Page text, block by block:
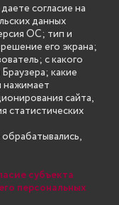
на нашем сайте
только для ознакомления.
на обозначение
не несут ответственности
запрещенных Уголовным
с указанными
Иначе вы должны
на сайте, взяты с
правообладателем
и не хотели бы чтобы данная
то мы будем рады
Для этого достаточно,
с E-mail официального
согласие на
данных
ОС; тип и
его экрана;
с какого
какие
нажимает
сайта,
статистических
субъекта
персональных